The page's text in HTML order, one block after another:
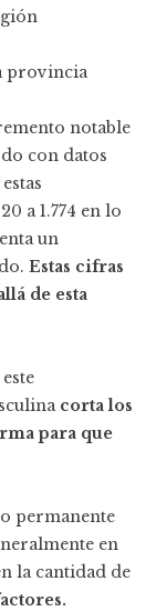
provincia
notable
con datos
a 1.774 en lo
un
Estas cifras
de esta
este
corta los
para que
permanente
en
la cantidad de